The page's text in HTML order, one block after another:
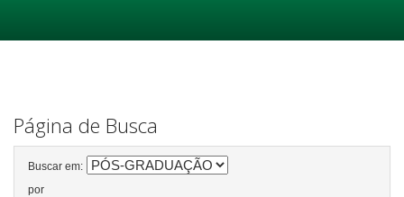
Página de Busca
Buscar em:
por